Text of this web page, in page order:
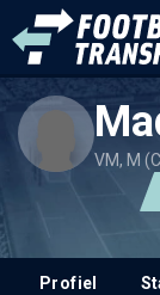
VM, M
Profiel